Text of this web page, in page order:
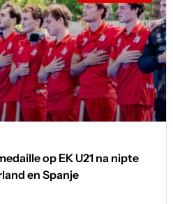
op EK U21 na nipte
en Spanje